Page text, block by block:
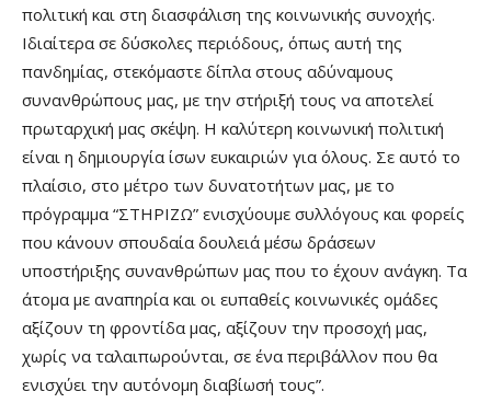
πολιτική και στη διασφάλιση της κοινωνικής συνοχής.
Ιδιαίτερα σε δύσκολες περιόδους, όπως αυτή της
πανδημίας, στεκόμαστε δίπλα στους αδύναμους
συνανθρώπους μας, με την στήριξή τους να αποτελεί
πρωταρχική μας σκέψη. Η καλύτερη κοινωνική πολιτική
είναι η δημιουργία ίσων ευκαιριών για όλους. Σε αυτό το
πλαίσιο, στο μέτρο των δυνατοτήτων μας, με το
πρόγραμμα “ΣΤΗΡΙΖΩ” ενισχύουμε συλλόγους και φορείς
που κάνουν σπουδαία δουλειά μέσω δράσεων
υποστήριξης συνανθρώπων μας που το έχουν ανάγκη. Τα
άτομα με αναπηρία και οι ευπαθείς κοινωνικές ομάδες
αξίζουν τη φροντίδα μας, αξίζουν την προσοχή μας,
χωρίς να ταλαιπωρούνται, σε ένα περιβάλλον που θα
ενισχύει την αυτόνομη διαβίωσή τους”.